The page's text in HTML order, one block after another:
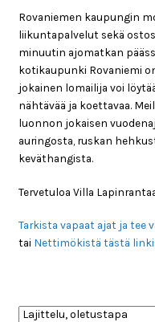
Rovaniemen kaupungin
liikuntapalvelut sekä
minuutin ajomatkan
kotikaupunki Rovaniemi
jokainen lomailija voi
nähtävää ja koettavaa.
luonnon jokaisen
auringosta, ruskan
keväthangista.
Tervetuloa Villa
Tarkista vapaat ajat ja tee
tai Nettimökistä tästä